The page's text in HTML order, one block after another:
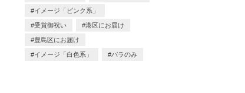
イメージ「ピンク系」
受賞御祝い 港区にお届け
豊島区にお届け
イメージ「白色系」 バラのみ